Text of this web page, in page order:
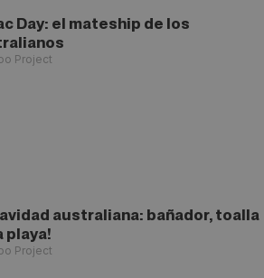
Day: el mateship de los
Project
australiana: bañador, toalla
playa!
Project